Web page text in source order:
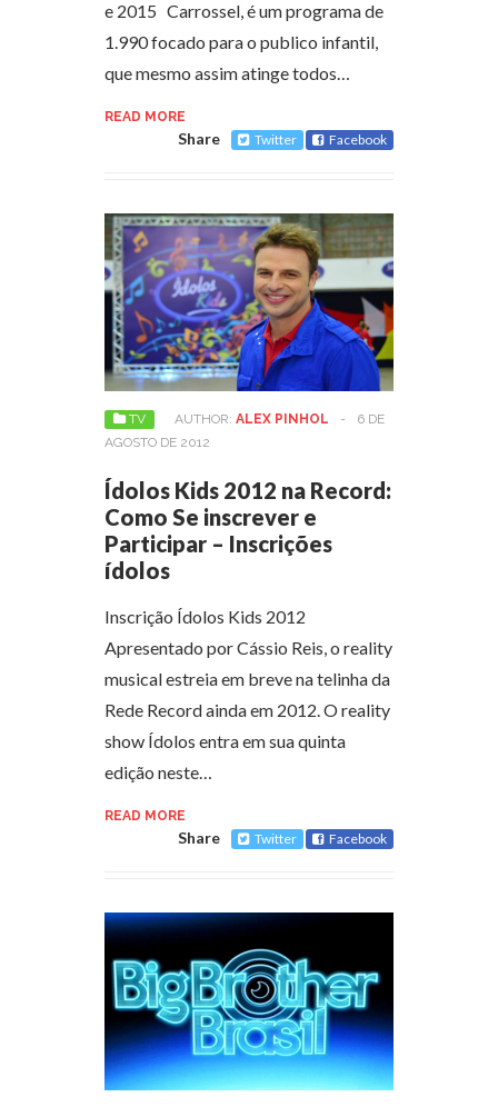
e 2015 Carrossel, é um programa de
1.990 focado para o publico infantil,
que mesmo assim atinge todos…
READ MORE
Share Twitter Facebook
TV AUTHOR: ALEX PINHOL -
6 DE
AGOSTO DE 2012
Ídolos Kids 2012 na Record:
Como Se inscrever e
Participar – Inscrições
ídolos
Inscrição Ídolos Kids 2012
Apresentado por Cássio Reis, o reality
musical estreia em breve na telinha da
Rede Record ainda em 2012. O reality
show Ídolos entra em sua quinta
edição neste…
READ MORE
Share Twitter Facebook